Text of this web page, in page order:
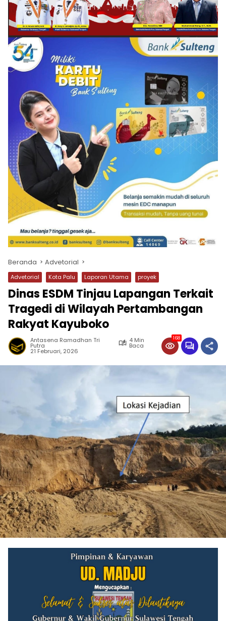
Beranda Advetorial
Advetorial Kota Palu Laporan Utama proyek
Dinas ESDM Tinjau Lapangan Terkait
Tragedi di Wilayah Pertambangan
Rakyat Kayuboko
Antasena Ramadhan Tri
Putra
4 Min
Baca
21 Februari, 2026
168